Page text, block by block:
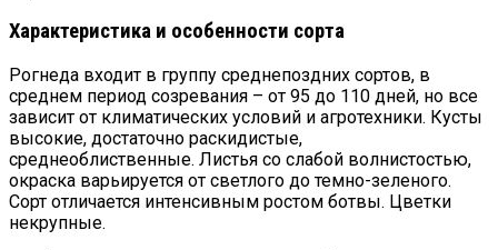
Характеристика и особенности сорта
Рогнеда входит в группу среднепоздних сортов, в
среднем период созревания – от 95 до 110 дней, но все
зависит от климатических условий и агротехники. Кусты
высокие, достаточно раскидистые,
среднеоблиственные. Листья со слабой волнистостью,
окраска варьируется от светлого до темно-зеленого.
Сорт отличается интенсивным ростом ботвы. Цветки
некрупные.